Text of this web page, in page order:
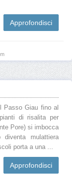
Approfondisci
Passo Giau fino al
di risalita per
Pore) si imbocca
mulattiera
porta a una ...
Approfondisci